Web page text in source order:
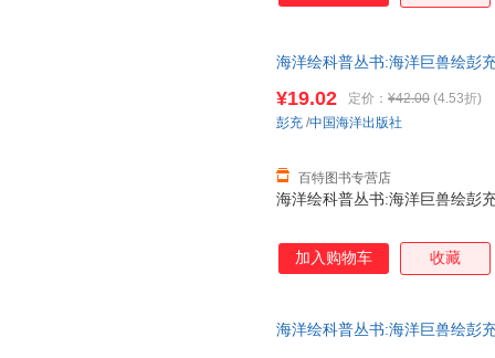
海洋绘科普丛书:海洋巨兽绘彭
海洋绘科普丛书:海洋巨兽绘彭
¥19.02 定价： ¥42.00 (4.53折)
百特图书专营店
彭充 /中国海洋出版社
加入购物车 收藏
海洋绘科普丛书:海洋巨兽绘彭